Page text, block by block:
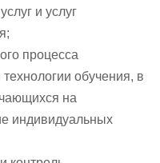
и услуг
процесса
обучения, в
на
индивидуальных